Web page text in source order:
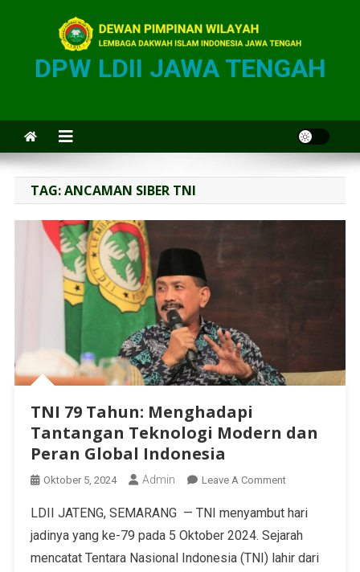
DPW LDII JAWA TENGAH
TAG:ANCAMAN SIBER TNI
TNI 79 Tahun: Menghadapi
Tantangan Teknologi Modern dan
Peran Global Indonesia
Oktober 5, 2024 Admin Leave A Comment
LDII JATENG, SEMARANG — TNI menyambut hari
jadinya yang ke-79 pada 5 Oktober 2024. Sejarah
mencatat Tentara Nasional Indonesia (TNI) lahir dari